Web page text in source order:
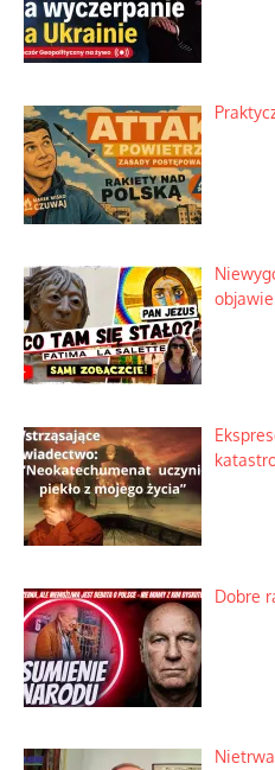
Dobre